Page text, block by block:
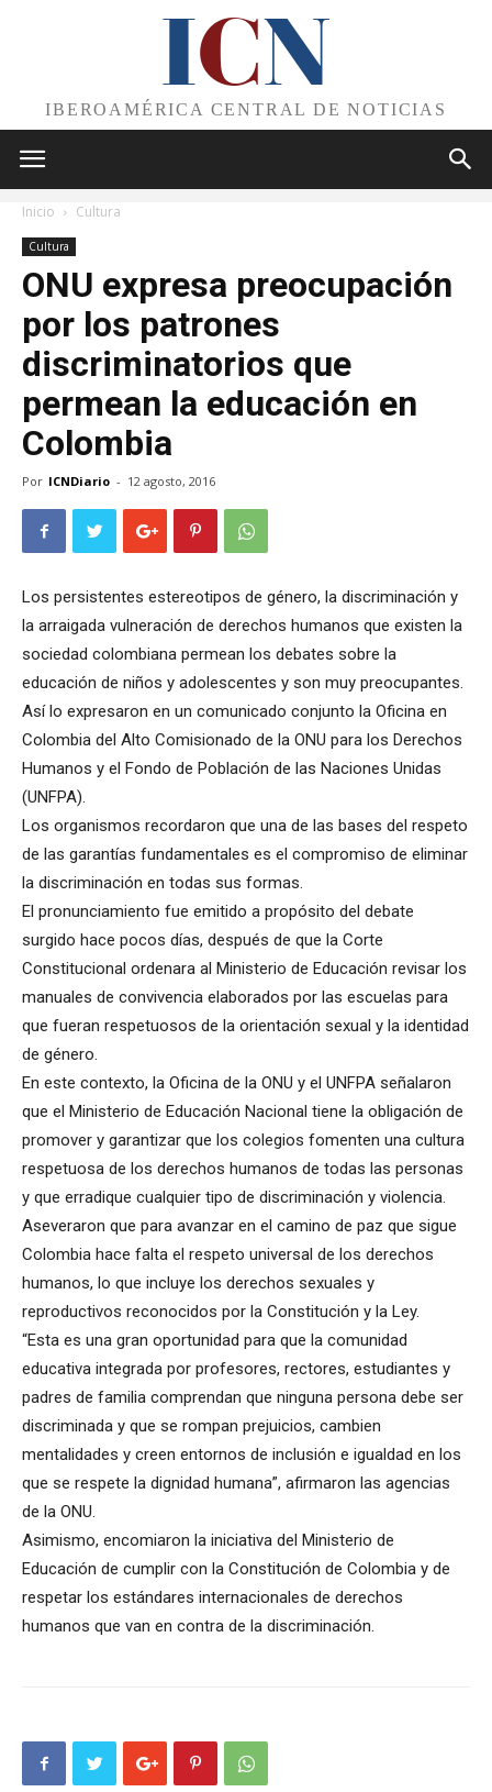
ICN
IBEROAMÉRICA CENTRAL DE NOTICIAS
Inicio Cultura
Cultura
ONU expresa preocupación
por los patrones
discriminatorios que
permean la educación en
Colombia
Por ICNDiario - 12 agosto, 2016
Los persistentes estereotipos de género, la discriminación y
la arraigada vulneración de derechos humanos que existen la
sociedad colombiana permean los debates sobre la
educación de niños y adolescentes y son muy preocupantes.
Así lo expresaron en un comunicado conjunto la Oficina en
Colombia del Alto Comisionado de la ONU para los Derechos
Humanos y el Fondo de Población de las Naciones Unidas
(UNFPA).
Los organismos recordaron que una de las bases del respeto
de las garantías fundamentales es el compromiso de eliminar
la discriminación en todas sus formas.
El pronunciamiento fue emitido a propósito del debate
surgido hace pocos días, después de que la Corte
Constitucional ordenara al Ministerio de Educación revisar los
manuales de convivencia elaborados por las escuelas para
que fueran respetuosos de la orientación sexual y la identidad
de género.
En este contexto, la Oficina de la ONU y el UNFPA señalaron
que el Ministerio de Educación Nacional tiene la obligación de
promover y garantizar que los colegios fomenten una cultura
respetuosa de los derechos humanos de todas las personas
y que erradique cualquier tipo de discriminación y violencia.
Aseveraron que para avanzar en el camino de paz que sigue
Colombia hace falta el respeto universal de los derechos
humanos, lo que incluye los derechos sexuales y
reproductivos reconocidos por la Constitución y la Ley.
“Esta es una gran oportunidad para que la comunidad
educativa integrada por profesores, rectores, estudiantes y
padres de familia comprendan que ninguna persona debe ser
discriminada y que se rompan prejuicios, cambien
mentalidades y creen entornos de inclusión e igualdad en los
que se respete la dignidad humana”, afirmaron las agencias
de la ONU.
Asimismo, encomiaron la iniciativa del Ministerio de
Educación de cumplir con la Constitución de Colombia y de
respetar los estándares internacionales de derechos
humanos que van en contra de la discriminación.